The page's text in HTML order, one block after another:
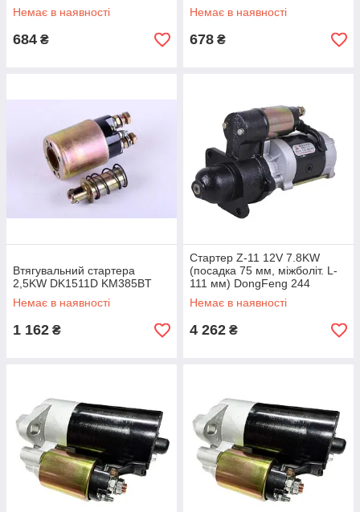
Немає в наявності
684 ₴
Немає в наявності
678 ₴
Втягувальний стартера
2,5KW DK1511D KM385BT
Немає в наявності
1 162 ₴
Стартер Z-11 12V 7.8KW
(посадка 75 мм, міжболіт. L-
111 мм) DongFeng 244
УЦЕНКА
Немає в наявності
4 262 ₴